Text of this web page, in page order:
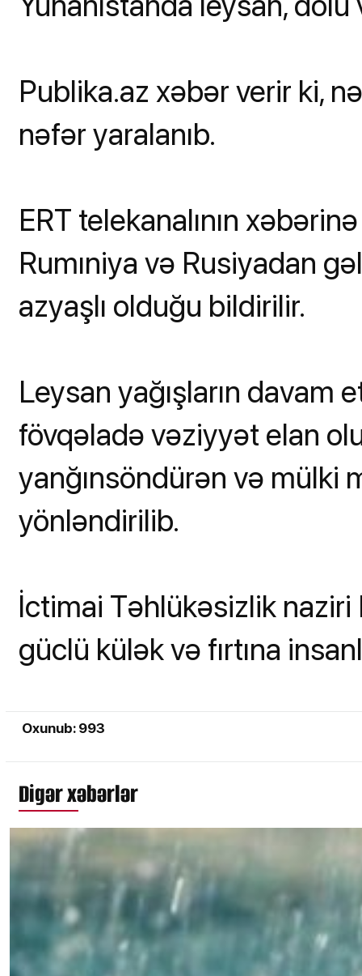
Publika.az xəbər verir ki,
nəfər yaralanıb.
ERT telekanalının
Rumıniya və Rusiyadan
azyaşlı olduğu bildirilir.
Leysan yağışların davam
fövqəladə vəziyyət elan
yanğınsöndürən və mülki
yönləndirilib.
İctimai Təhlükəsizlik
güclü külək və fırtına
Oxunub: 993
Digər xəbərlər